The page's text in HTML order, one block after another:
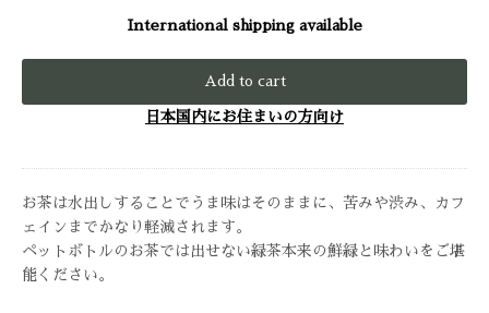
International shipping available
Add to cart
日本国内にお住まいの方向け
お茶は水出しすることでうま味はそのままに、苦みや渋み、カフ
ェインまでかなり軽減されます。
ペットボトルのお茶では出せない緑茶本来の鮮緑と味わいをご堪
能ください。